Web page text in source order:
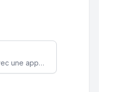
Augmentez l’engagement client et simplifiez vos processus avec une application mobile sur mesure, disponible sur iOS et Android.